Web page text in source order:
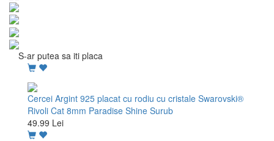
S-ar putea sa iti placa
Cercei Argint 925 placat cu rodiu cu cristale Swarovski®
Rivoli Cat 8mm Paradise Shine Surub
49.99 Lei